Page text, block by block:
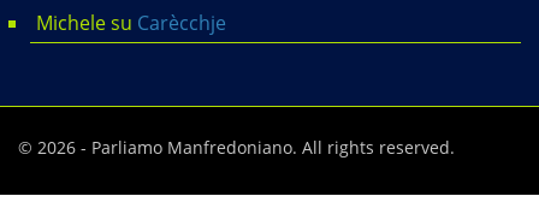
Michelesu Carècchje
© 2026 - Parliamo Manfredoniano. All rights reserved.